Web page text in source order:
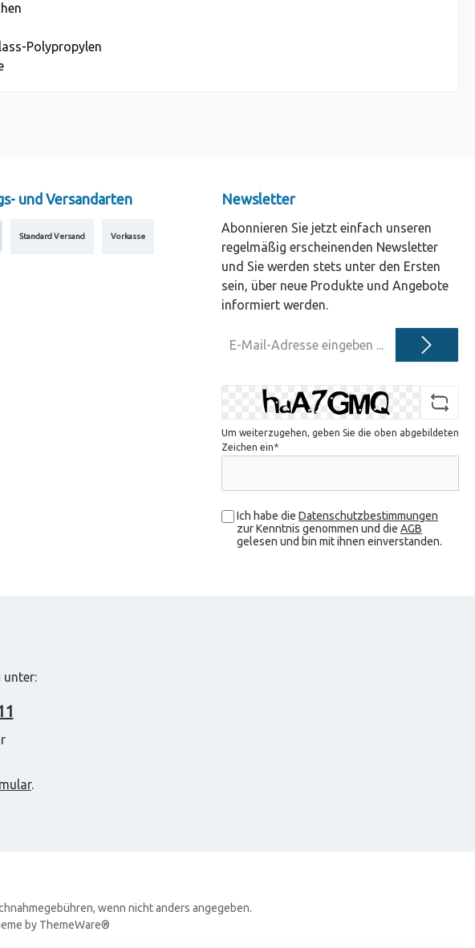
Polypropylen
und Versandarten
Vorkasse
Standard Versand
Newsletter
Abonnieren Sie jetzt einfach unseren
regelmäßig erscheinenden Newsletter
und Sie werden stets unter den Ersten
sein, über neue Produkte und Angebote
informiert werden.
Mail-
Um weiterzugehen, geben Sie die oben abgebildeten
Zeichen ein*
Ich habe die Datenschutzbestimmungen
zur Kenntnis genommen und die AGB
gelesen und bin mit ihnen einverstanden.
unter:
.
wenn nicht anders angegeben.
by ThemeWare®